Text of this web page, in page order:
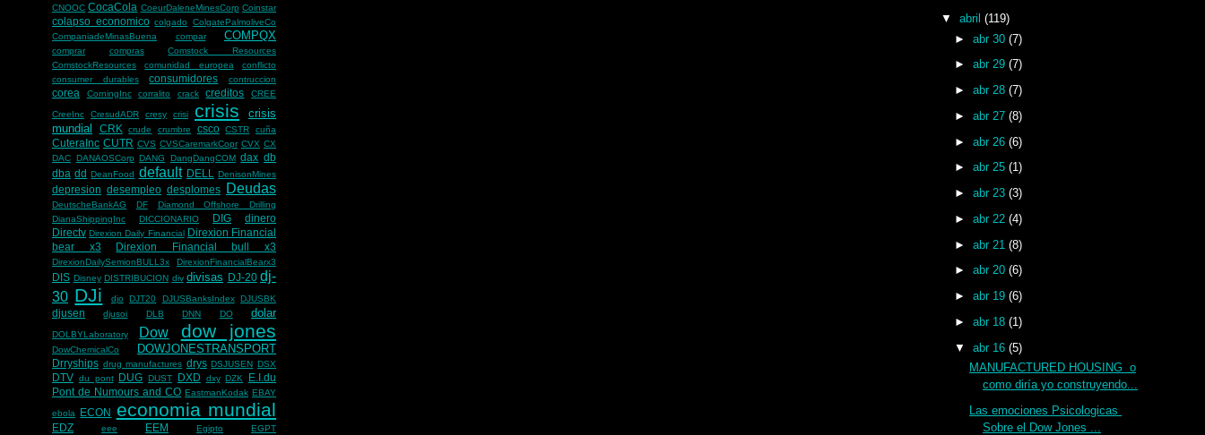
CNOOC CocaCola CoeurDaleneMinesCorp Coinstar
colapso economico colgado
ColgatePalmoliveCo
CompaniadeMinasBuena
compar COMPQX
comprar compras
Comstock Resources
ComstockResources
comunidad europea
conflicto
consumer durables
consumidores contruccion
corea CorningInc corralito crack creditos CREE
CreeInc CresudADR cresy crisi crisis
crisis
mundial
CRK crude crumbre csco CSTR cuña
CuteraInc CUTR CVS CVSCaremarkCopr CVX CX
DAC
DANAOSCorp DANG DangDangCOM dax db
dba dd DeanFood default DELL DenisonMines
depresion desempleo desplomes Deudas
DeutscheBankAG DF
Diamond Offshore Drilling
DianaShippingInc
DICCIONARIO DIG
dinero
Directv Direxion Daily Financial
Direxion Financial
bear x3
Direxion Financial bull x3
DirexionDailySemionBULL3x DirexionFinancialBearx3
DIS Disney DISTRIBUCION div divisas DJ-20 dj-
30 DJi djo DJT20 DJUSBanksIndex DJUSBK
djusen djusoi DLB DNN DO dolar
DOLBYLaboratory Dow dow jones
DowChemicalCo DOWJONESTRANSPORT
Drryships drug manufactures drys DSJUSEN DSX
DTV du pont DUG DUST DXD dxy DZK
E.I.du
Pont de Numours and CO EastmanKodak EBAY
ebola ECON economia mundial
EDZ eee EEM Egipto
EGPT
▼ abril (119)
►abr 30(7)
►abr 29(7)
►abr 28(7)
►abr 27(8)
►abr 26(6)
►abr 25(1)
►abr 23(3)
►abr 22(4)
►abr 21(8)
►abr 20(6)
►abr 19(6)
►abr 18(1)
▼abr 16(5)
MANUFACTURED HOUSING o
como diría yo construyendo...
Las emociones Psicologicas
Sobre el Dow Jones ...